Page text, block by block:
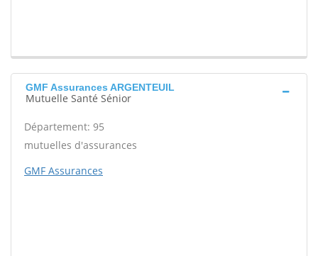
GMF Assurances ARGENTEUIL
Mutuelle Santé Sénior
Département: 95
mutuelles d'assurances
GMF Assurances